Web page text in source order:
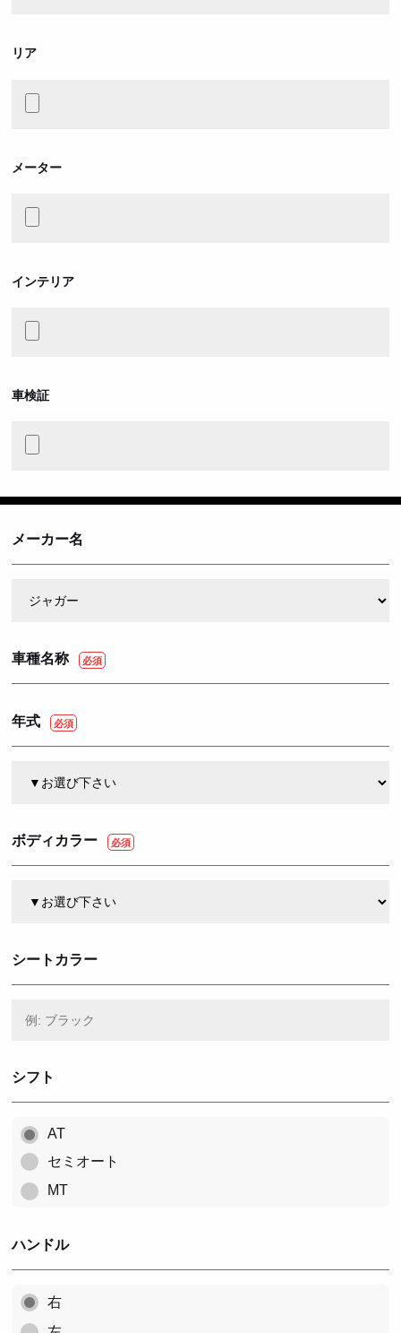
リア
メーター
インテリア
車検証
メーカー名
車種名称
年式
ボディカラー
シートカラー
シフト
AT
セミオート
MT
ハンドル
右